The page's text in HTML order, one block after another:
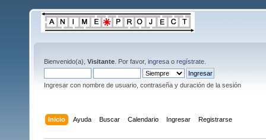
Bienvenido(a), Visitante . Por favor, ingresa o regístrate
Ingresar con nombre de usuario, contraseña y duración de la sesión
Inicio Ayuda Buscar Calendario Ingresar Registrarse